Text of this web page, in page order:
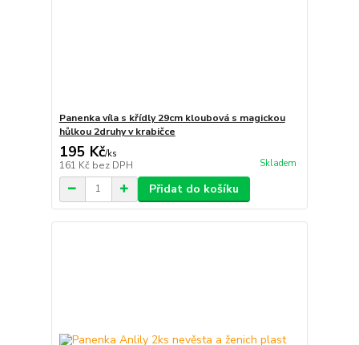
Panenka víla s křídly 29cm kloubová s magickou
hůlkou 2druhy v krabičce
195 Kč/ks
161 Kč bez DPH Skladem
Přidat do košíku